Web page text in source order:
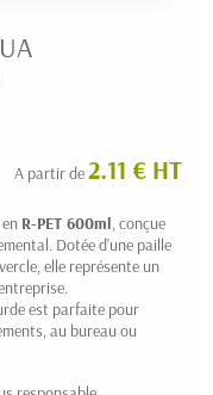
A partir de2.11 € HT
R-PET 600ml , conçue
Dotée d'une paille
elle représente un
est parfaite pour
au bureau ou